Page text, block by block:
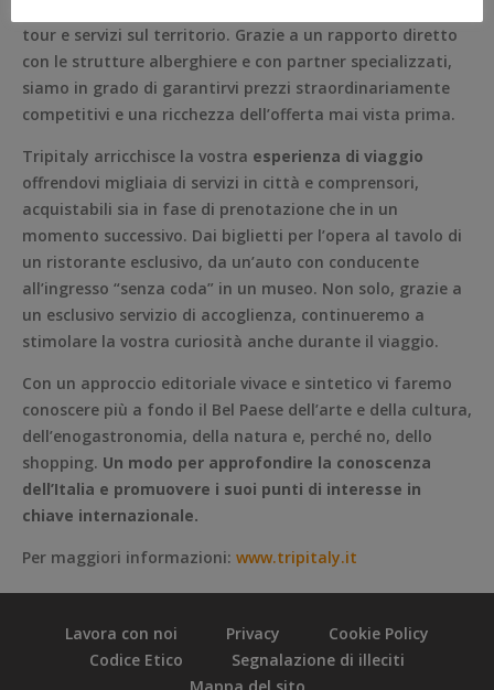
tour e servizi sul territorio. Grazie a un rapporto diretto
con le strutture alberghiere e con partner specializzati,
siamo in grado di garantirvi prezzi straordinariamente
competitivi e una ricchezza dell’offerta mai vista prima.
Tripitaly arricchisce la vostra esperienza di viaggio
offrendovi migliaia di servizi in città e comprensori,
acquistabili sia in fase di prenotazione che in un
momento successivo. Dai biglietti per l’opera al tavolo di
un ristorante esclusivo, da un’auto con conducente
all’ingresso “senza coda” in un museo. Non solo, grazie a
un esclusivo servizio di accoglienza, continueremo a
stimolare la vostra curiosità anche durante il viaggio.
Con un approccio editoriale vivace e sintetico vi faremo
conoscere più a fondo il Bel Paese dell’arte e della cultura,
dell’enogastronomia, della natura e, perché no, dello
shopping. Un modo per approfondire la conoscenza
dell’Italia e promuovere i suoi punti di interesse in
chiave internazionale.
Per maggiori informazioni: www.tripitaly.it
Lavora con noi Privacy
Cookie Policy
Codice Etico
Segnalazione di illeciti